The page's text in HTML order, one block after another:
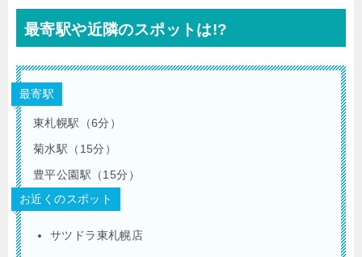
最寄駅や近隣のスポットは!?
最寄駅
東札幌駅（6分）
菊水駅（15分）
豊平公園駅（15分）
お近くのスポット
サツドラ東札幌店